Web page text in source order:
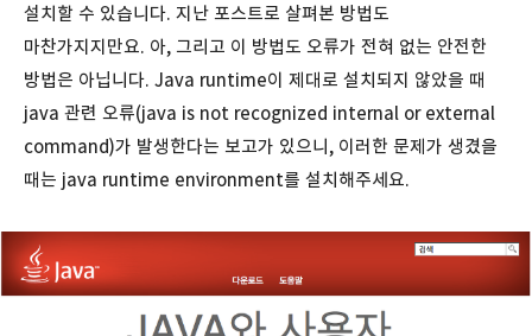
설치할 수 있습니다. 지난 포스트로 살펴본 방법도
마찬가지지만요. 아, 그리고 이 방법도 오류가 전혀 없는 안전한
방법은 아닙니다. Java runtime이 제대로 설치되지 않았을 때
java 관련 오류(java is not recognized internal or external
command)가 발생한다는 보고가 있으니, 이러한 문제가 생겼을
때는 java runtime environment를 설치해주세요.